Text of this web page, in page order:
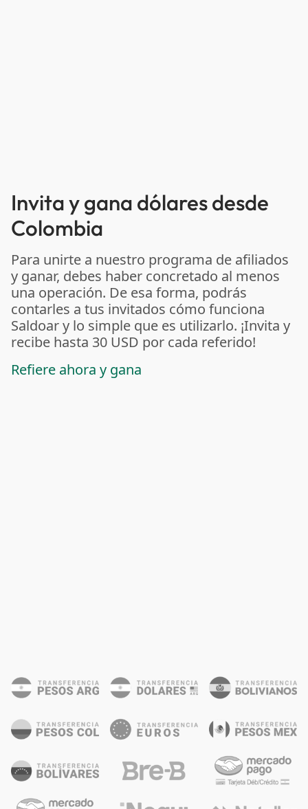
Invita y gana dólares desde
Colombia
Para unirte a nuestro programa de afiliados
y ganar, debes haber concretado al menos
una operación. De esa forma, podrás
contarles a tus invitados cómo funciona
Saldoar y lo simple que es utilizarlo. ¡Invita y
recibe hasta 30 USD por cada referido!
Refiere ahora y gana